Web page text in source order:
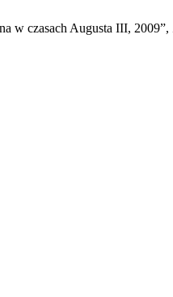
w czasach Augusta III, 2009”,